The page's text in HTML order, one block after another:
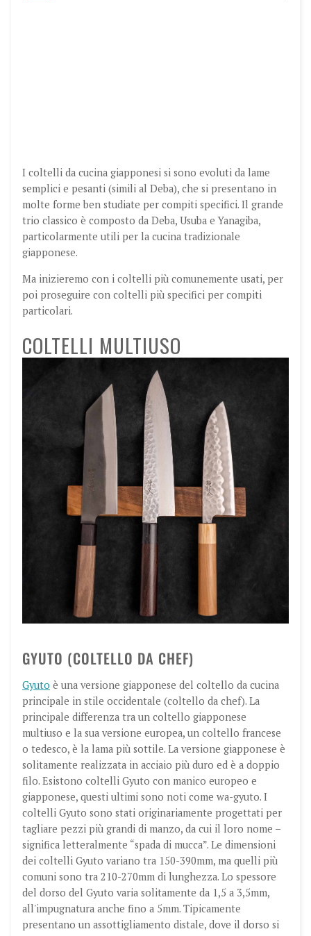
I coltelli da cucina giapponesi si sono evoluti da lame
semplici e pesanti (simili al Deba), che si presentano in
molte forme ben studiate per compiti specifici. Il grande
trio classico è composto da Deba, Usuba e Yanagiba,
particolarmente utili per la cucina tradizionale
giapponese.
Ma inizieremo con i coltelli più comunemente usati, per
poi proseguire con coltelli più specifici per compiti
particolari.
COLTELLI MULTIUSO
GYUTO (COLTELLO DA CHEF)
Gyuto è una versione giapponese del coltello da cucina
principale in stile occidentale (coltello da chef). La
principale differenza tra un coltello giapponese
multiuso e la sua versione europea, un coltello francese
o tedesco, è la lama più sottile. La versione giapponese è
solitamente realizzata in acciaio più duro ed è a doppio
filo. Esistono coltelli Gyuto con manico europeo e
giapponese, questi ultimi sono noti come wa-gyuto. I
coltelli Gyuto sono stati originariamente progettati per
tagliare pezzi più grandi di manzo, da cui il loro nome –
significa letteralmente “spada di mucca”. Le dimensioni
dei coltelli Gyuto variano tra 150-390mm, ma quelli più
comuni sono tra 210-270mm di lunghezza. Lo spessore
del dorso del Gyuto varia solitamente da 1,5 a 3,5mm,
all'impugnatura anche fino a 5mm. Tipicamente
presentano un assottigliamento distale, dove il dorso si